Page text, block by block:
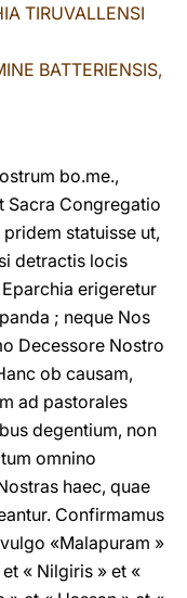
TIRUVALLENSI
BATTERIENSIS,
bo.me.,
Sacra Congregatio
statuisse ut,
detractis locis
erigeretur
; neque Nos
Decessore Nostro
ob causam,
ad pastorales
degentium, non
omnino
haec, quae
Confirmamus
«Malapuram »
« Nilgiris » et «